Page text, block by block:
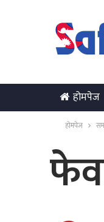
होमपेज
English
होमपेज